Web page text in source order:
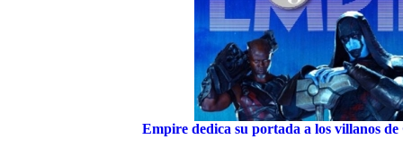
Empire dedica su portada a los villanos